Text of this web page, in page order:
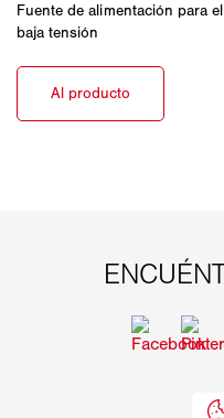
Fuente de alimentación para
baja tensión